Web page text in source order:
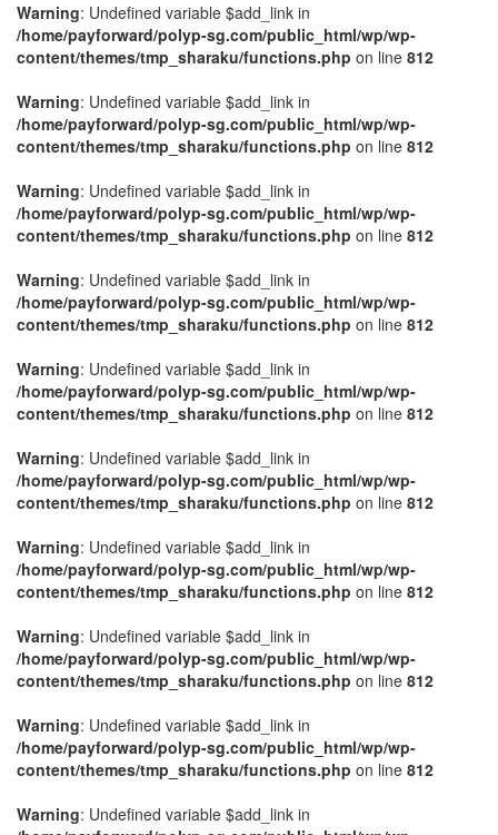
Warning: Undefined variable $add_link in
/home/payforward/polyp-sg.com/public_html/wp/wp-
content/themes/tmp_sharaku/functions.php on line 812
Warning: Undefined variable $add_link in
/home/payforward/polyp-sg.com/public_html/wp/wp-
content/themes/tmp_sharaku/functions.php on line 812
Warning: Undefined variable $add_link in
/home/payforward/polyp-sg.com/public_html/wp/wp-
content/themes/tmp_sharaku/functions.php on line 812
Warning: Undefined variable $add_link in
/home/payforward/polyp-sg.com/public_html/wp/wp-
content/themes/tmp_sharaku/functions.php on line 812
Warning: Undefined variable $add_link in
/home/payforward/polyp-sg.com/public_html/wp/wp-
content/themes/tmp_sharaku/functions.php on line 812
Warning: Undefined variable $add_link in
/home/payforward/polyp-sg.com/public_html/wp/wp-
content/themes/tmp_sharaku/functions.php on line 812
Warning: Undefined variable $add_link in
/home/payforward/polyp-sg.com/public_html/wp/wp-
content/themes/tmp_sharaku/functions.php on line 812
Warning: Undefined variable $add_link in
/home/payforward/polyp-sg.com/public_html/wp/wp-
content/themes/tmp_sharaku/functions.php on line 812
Warning: Undefined variable $add_link in
/home/payforward/polyp-sg.com/public_html/wp/wp-
content/themes/tmp_sharaku/functions.php on line 812
Warning: Undefined variable $add_link in